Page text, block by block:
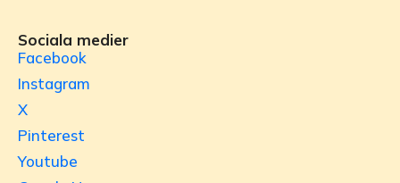
Sociala medier
Facebook
Instagram
X
Pinterest
Youtube